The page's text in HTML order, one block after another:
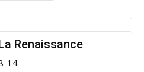
Renaissance
14